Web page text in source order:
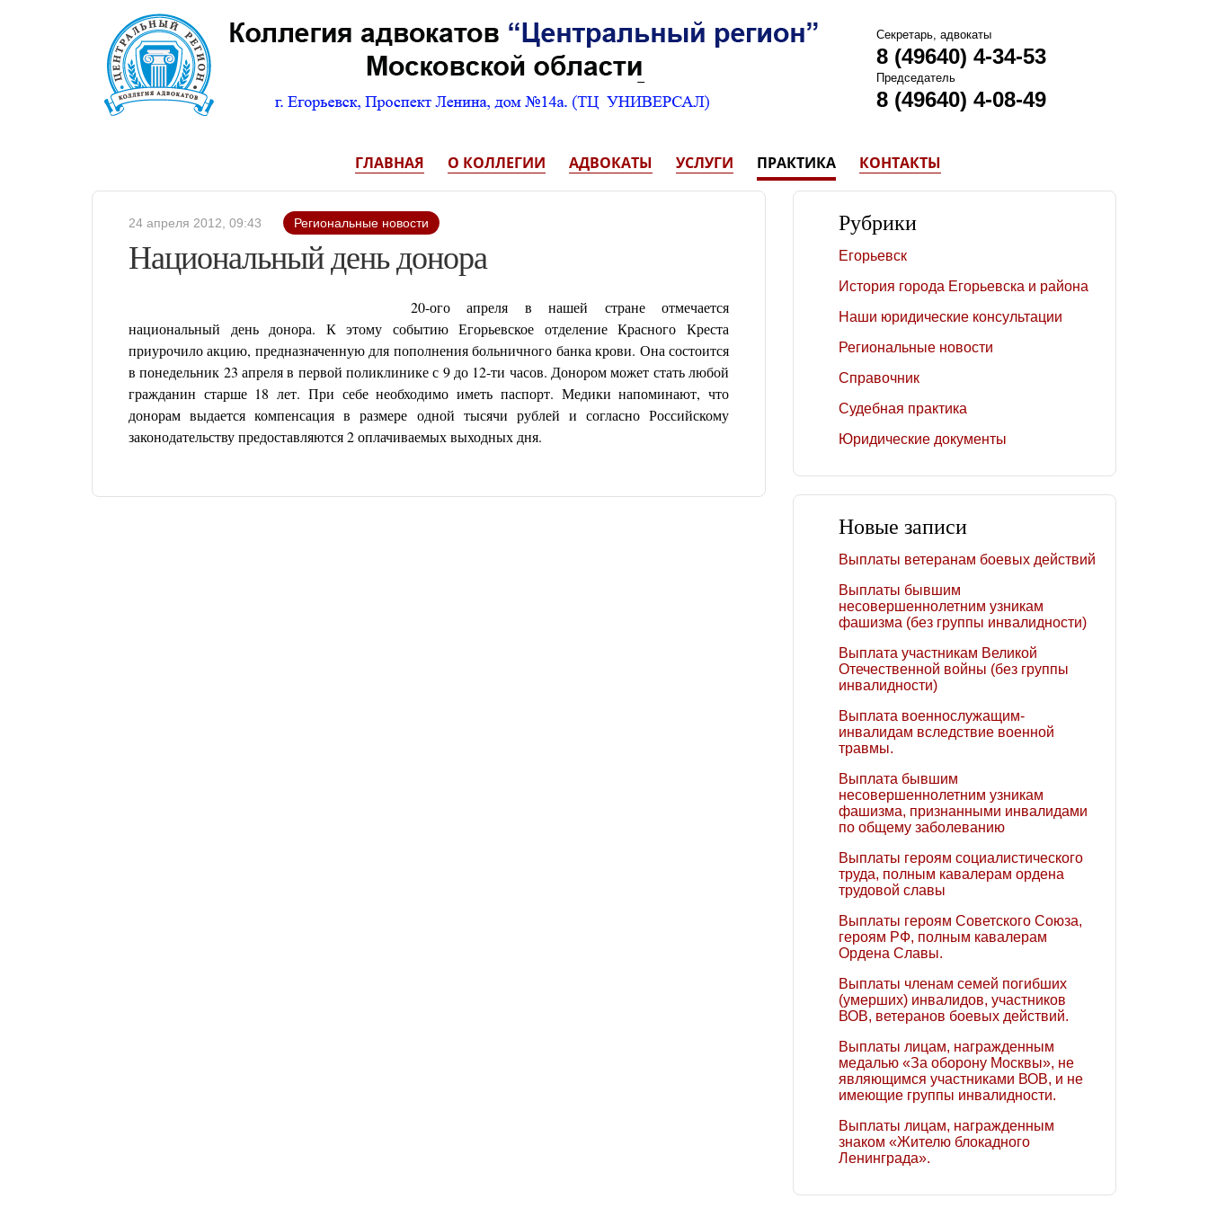
Секретарь, адвокаты
8 (49640) 4-34-53
Председатель
8 (49640) 4-08-49
ГЛАВНАЯ О КОЛЛЕГИИ АДВОКАТЫ УСЛУГИ ПРАКТИКА КОНТАКТЫ
24 апреля 2012, 09:43 Региональные новости
Национальный день донора
20-ого апреля в нашей стране отмечается
национальный день донора. К этому событию Егорьевское отделение Красного Креста
приурочило акцию, предназначенную для пополнения больничного банка крови. Она состоится
в понедельник 23 апреля в первой поликлинике с 9 до 12-ти часов. Донором может стать любой
гражданин старше 18 лет. При себе необходимо иметь паспорт. Медики напоминают, что
донорам выдается компенсация в размере одной тысячи рублей и согласно Российскому
законодательству предоставляются 2 оплачиваемых выходных дня.
Рубрики
Егорьевск
История города Егорьевска и района
Наши юридические консультации
Региональные новости
Справочник
Судебная практика
Юридические документы
Новые записи
Выплаты ветеранам боевых действий
Выплаты бывшим
несовершеннолетним узникам
фашизма (без группы инвалидности)
Выплата участникам Великой
Отечественной войны (без группы
инвалидности)
Выплата военнослужащим-
инвалидам вследствие военной
травмы.
Выплата бывшим
несовершеннолетним узникам
фашизма, признанными инвалидами
по общему заболеванию
Выплаты героям социалистического
труда, полным кавалерам ордена
трудовой славы
Выплаты героям Советского Союза,
героям РФ, полным кавалерам
Ордена Славы.
Выплаты членам семей погибших
(умерших) инвалидов, участников
ВОВ, ветеранов боевых действий.
Выплаты лицам, награжденным
медалью «За оборону Москвы», не
являющимся участниками ВОВ, и не
имеющие группы инвалидности.
Выплаты лицам, награжденным
знаком «Жителю блокадного
Ленинграда».